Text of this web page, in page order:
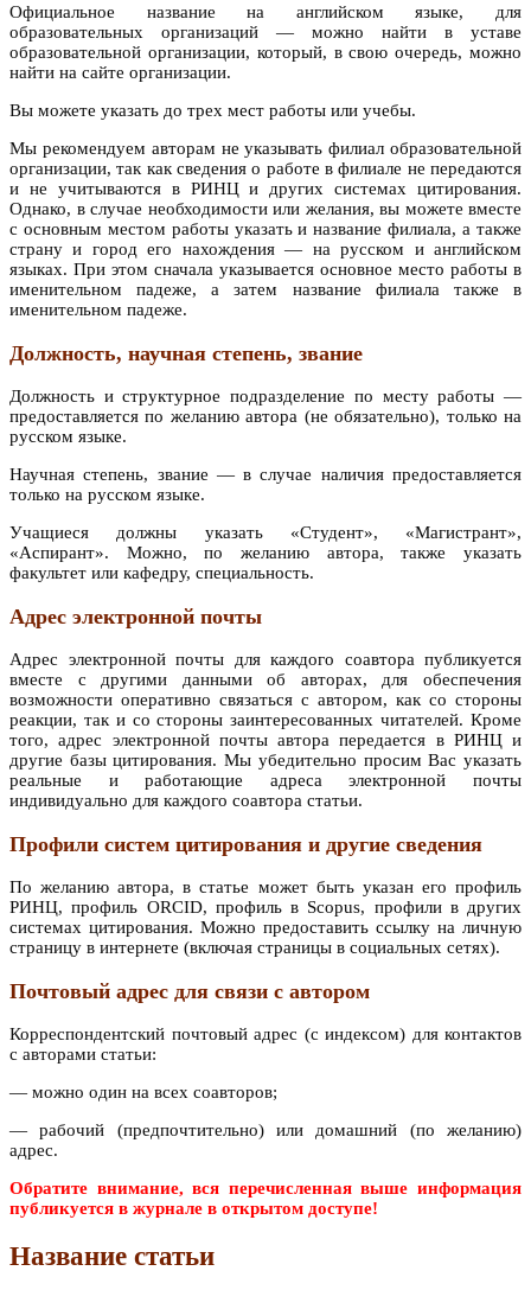
Официальное название на английском языке, для
образовательных организаций — можно найти в уставе
образовательной организации, который, в свою очередь, можно
найти на сайте организации.
Вы можете указать до трех мест работы или учебы.
Мы рекомендуем авторам не указывать филиал образовательной
организации, так как сведения о работе в филиале не передаются
и не учитываются в РИНЦ и других системах цитирования.
Однако, в случае необходимости или желания, вы можете вместе
с основным местом работы указать и название филиала, а также
страну и город его нахождения — на русском и английском
языках. При этом сначала указывается основное место работы в
именительном падеже, а затем название филиала также в
именительном падеже.
Должность, научная степень, звание
Должность и структурное подразделение по месту работы —
предоставляется по желанию автора (не обязательно), только на
русском языке.
Научная степень, звание — в случае наличия предоставляется
только на русском языке.
Учащиеся должны указать «Студент», «Магистрант»,
«Аспирант». Можно, по желанию автора, также указать
факультет или кафедру, специальность.
Адрес электронной почты
Адрес электронной почты для каждого соавтора публикуется
вместе с другими данными об авторах, для обеспечения
возможности оперативно связаться с автором, как со стороны
реакции, так и со стороны заинтересованных читателей. Кроме
того, адрес электронной почты автора передается в РИНЦ и
другие базы цитирования. Мы убедительно просим Вас указать
реальные и работающие адреса электронной почты
индивидуально для каждого соавтора статьи.
Профили систем цитирования и другие сведения
По желанию автора, в статье может быть указан его профиль
РИНЦ, профиль ORCID, профиль в Scopus, профили в других
системах цитирования. Можно предоставить ссылку на личную
страницу в интернете (включая страницы в социальных сетях).
Почтовый адрес для связи с автором
Корреспондентский почтовый адрес (с индексом) для контактов
с авторами статьи:
— можно один на всех соавторов;
— рабочий (предпочтительно) или домашний (по желанию)
адрес.
Обратите внимание, вся перечисленная выше информация
публикуется в журнале в открытом доступе!
Название статьи